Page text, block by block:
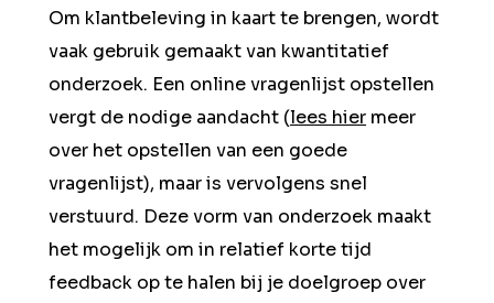
Om klantbeleving in kaart te brengen, wordt
vaak gebruik gemaakt van kwantitatief
onderzoek. Een online vragenlijst opstellen
vergt de nodige aandacht (lees hier meer
over het opstellen van een goede
vragenlijst), maar is vervolgens snel
verstuurd. Deze vorm van onderzoek maakt
het mogelijk om in relatief korte tijd
feedback op te halen bij je doelgroep over